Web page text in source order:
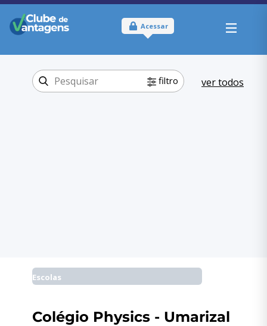
Acessar
filtro ver todos
Escolas
Colégio Physics - Umarizal